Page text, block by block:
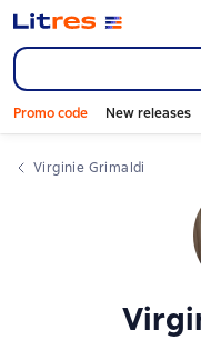
Promo code New releases
Virginie Grimaldi